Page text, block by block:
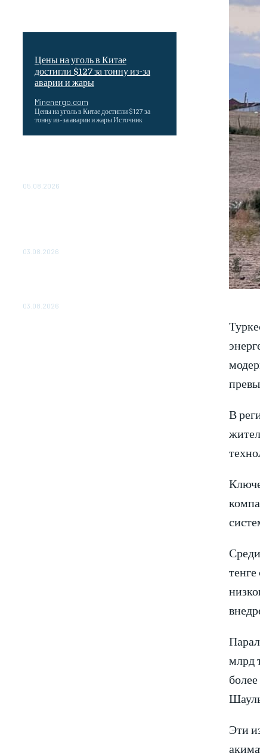
Цены на уголь в Китае
достигли $127 за тонну из-за
аварии и жары
Minenergo.com
Цены на уголь в Китае достигли $127 за
тонну из-за аварии и жары Источник
05.08.2026
03.08.2026
03.08.2026
В
млрд
Эти